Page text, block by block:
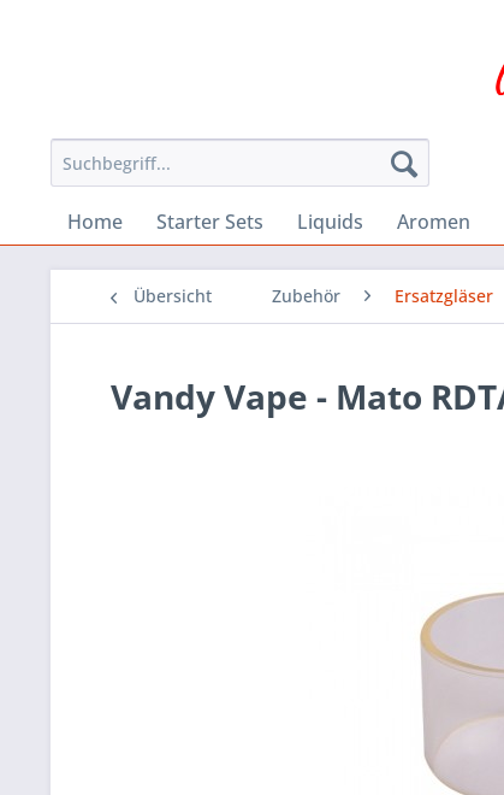
Home Starter Sets Liquids Aromen
Übersicht Zubehör Ersatzgläser
Vandy Vape - Mato